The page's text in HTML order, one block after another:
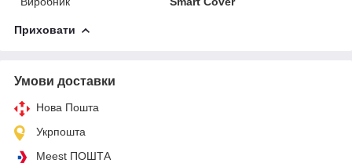
Приховати
Умови доставки
Нова Пошта
Укрпошта
Meest ПОШТА